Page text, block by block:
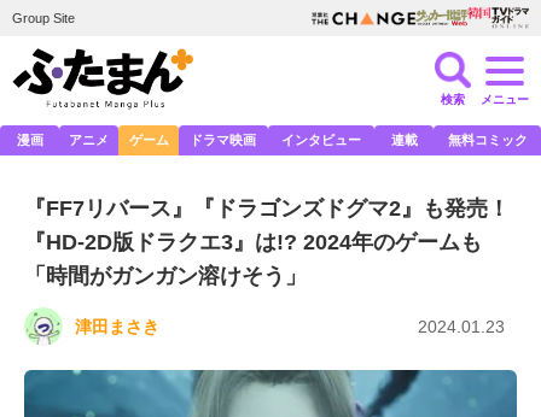
Group Site
検索 メニュー
漫画 アニメ ゲーム ドラマ映画 インタビュー 連載 無料コミック
『FF7リバース』『ドラゴンズドグマ2』も発売！
『HD-2D版ドラクエ3』は!? 2024年のゲームも
「時間がガンガン溶けそう」
津田まさき 2024.01.23